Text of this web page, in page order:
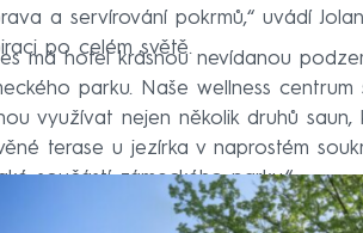
a servírování pokrmů,“ uvádí
po celém světě.
má hotel krásnou nevídanou
parku. Naše wellness
využívat nejen několik druhů
terase u jezírka v naprostém
součástí zámeckého parku.“